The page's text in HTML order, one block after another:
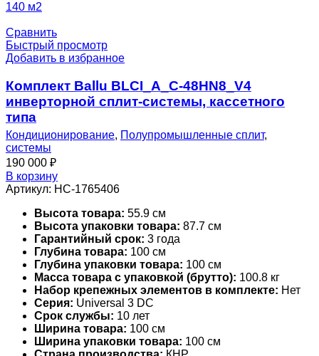
140 м2
Сравнить
Быстрый просмотр
Добавить в избранное
Комплект Ballu BLCI_A_C-48HN8_V4
инверторной сплит-системы, кассетного
типа
Кондиционирование, Полупромышленные сплит,
системы
190 000 ₽
В корзину
Артикул: НС-1765406
Высота товара: 55.9 см
Высота упаковки товара: 87.7 см
Гарантийный срок: 3 года
Глубина товара: 100 см
Глубина упаковки товара: 100 см
Масса товара с упаковкой (брутто): 100.8 кг
Набор крепежных элементов в комплекте: Нет
Серия: Universal 3 DC
Срок службы: 10 лет
Ширина товара: 100 см
Ширина упаковки товара: 100 см